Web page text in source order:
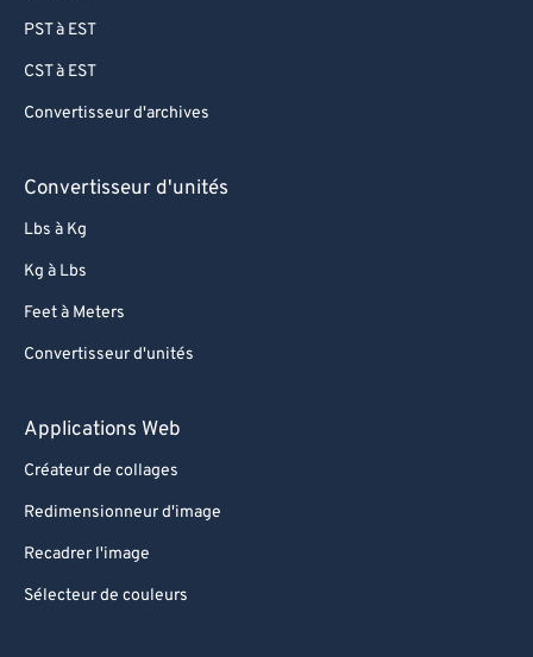
PST à EST
CST à EST
Convertisseur d'archives
Convertisseur d'unités
Lbs à Kg
Kg à Lbs
Feet à Meters
Convertisseur d'unités
Applications Web
Créateur de collages
Redimensionneur d'image
Recadrer l'image
Sélecteur de couleurs